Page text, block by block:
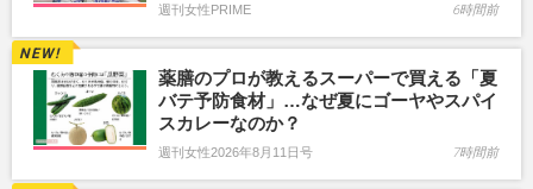
週刊女性PRIME 6時間前
薬膳のプロが教えるスーパーで買える「夏
バテ予防食材」…なぜ夏にゴーヤやスパイ
スカレーなのか？
週刊女性2026年8月11日号 7時間前